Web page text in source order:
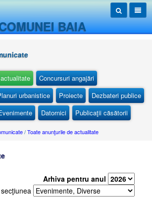
BAIA
Concursuri angajări
urbanistice Proiecte
Dezbateri publice
Datornici Publicaţii căsătorii
/Toate anunţurile de actualitate
Arhiva pentru anul
secţiunea